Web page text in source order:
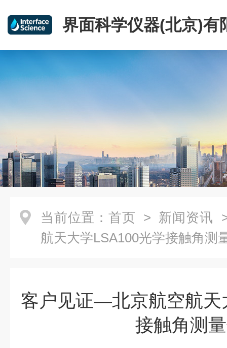
界面科学仪器(北京)有
当前位置： 首页 > 新闻资讯
航天大学LSA100光学接触角测
客户见证—北京航空航天
接触角测